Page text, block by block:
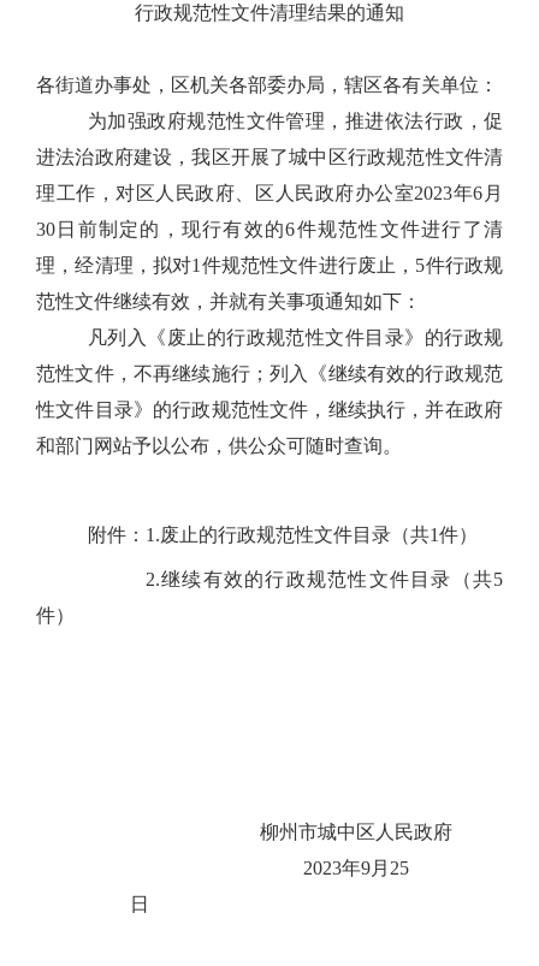
行政规范性文件清理结果的通知
各街道办事处，区机关各部委办局，辖区各有关单位：
为加强政府规范性文件管理，推进依法行政，促
进法治政府建设，我区开展了城中区行政规范性文件清
理工作，对区人民政府、区人民政府办公室2023年6 月
30 日前制定的，现行有效的6件规范性文件进行了清
理，经清理，拟对1 件规范性文件进行废止， 5件行政规
范性文件继续有效， 并就有关事项通知如下：
凡列入《废止的行政规范性文件目录》的行政规
范性文件，不再继续施行；列入《继续有效的行政规范
性文件目录》的行政规范性文件，继续执行，并在政府
和部门网站予以公布，供公众可随时查询。
附件： 1.废止的行政规范性文件目录（共1件）
2.继续有效的行政规范性文件目录（共5
件）
柳州市城中区人民政府
2023年9月 25
日